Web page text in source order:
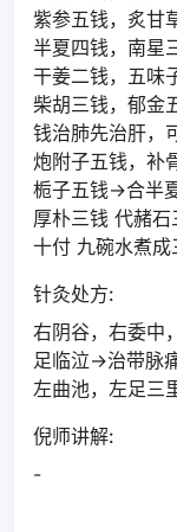
紫参五钱，炙甘
半夏四钱，南星
干姜二钱，五味
柴胡三钱，郁金
钱治肺先治肝，
炮附子五钱，补
栀子五钱->合半
厚朴三钱 代赭
十付 九碗水煮
针灸处方:
右阴谷，右委中
足临泣->治带脉
左曲池，左足三
倪师讲解:
-